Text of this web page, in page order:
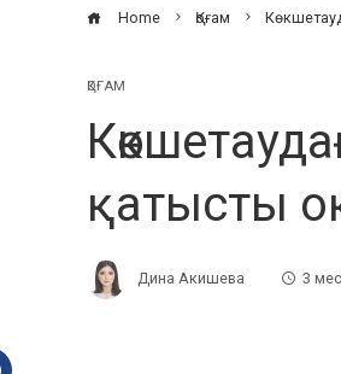
Home Қоғам
ҚОҒАМ
қатысты
Дина Акишева 3